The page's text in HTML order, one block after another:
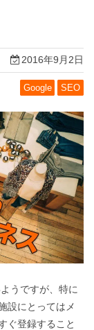
2016年9月2日
Google SEO
うですが、特に
設にとってはメ
ぐ登録すること